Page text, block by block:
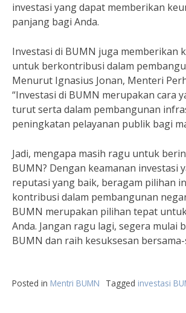
investasi yang dapat memberikan
panjang bagi Anda.
Investasi di BUMN juga memberikan
untuk berkontribusi dalam
Menurut Ignasius Jonan, Menteri
“Investasi di BUMN merupakan cara
turut serta dalam pembangunan
peningkatan pelayanan publik bagi
Jadi, mengapa masih ragu untuk
BUMN? Dengan keamanan investasi
reputasi yang baik, beragam pilihan
kontribusi dalam pembangunan
BUMN merupakan pilihan tepat
Anda. Jangan ragu lagi, segera mulai
BUMN dan raih kesuksesan bersama-
Posted in Mentri BUMN Tagged investasi